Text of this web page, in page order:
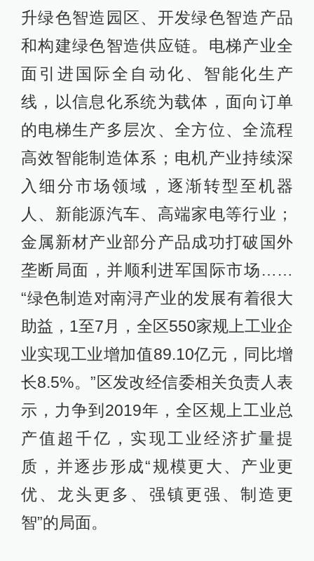
升绿色智造园区、开发绿色智造产品
和构建绿色智造供应链。电梯产业全
面引进国际全自动化、智能化生产
线，以信息化系统为载体，面向订单
的电梯生产多层次、全方位、全流程
高效智能制造体系；电机产业持续深
入细分市场领域，逐渐转型至机器
人、新能源汽车、高端家电等行业；
金属新材产业部分产品成功打破国外
垄断局面，并顺利进军国际市场……
“绿色制造对南浔产业的发展有着很大
助益，1至7月，全区550家规上工业企
业实现工业增加值89.10亿元，同比增
长8.5%。”区发改经信委相关负责人表
示，力争到2019年，全区规上工业总
产值超千亿，实现工业经济扩量提
质，并逐步形成“规模更大、产业更
优、龙头更多、强镇更强、制造更
智”的局面。